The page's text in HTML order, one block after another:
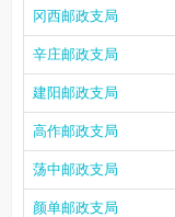
冈西邮政支局
辛庄邮政支局
建阳邮政支局
高作邮政支局
荡中邮政支局
颜单邮政支局